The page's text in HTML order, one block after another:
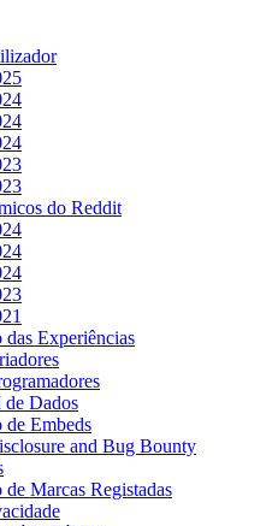
do Reddit
das Experiências
de Dados
de Embeds
and Bug Bounty
Marcas Registadas